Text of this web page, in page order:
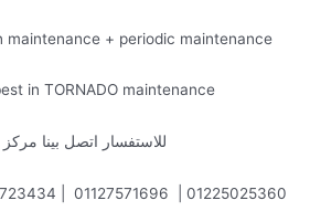
maintenance + periodic maintenance
in TORNADO maintenance
للاستفسار اتصل بينا
01225025360 | 01127571696 | 01014723434 | 01200373234